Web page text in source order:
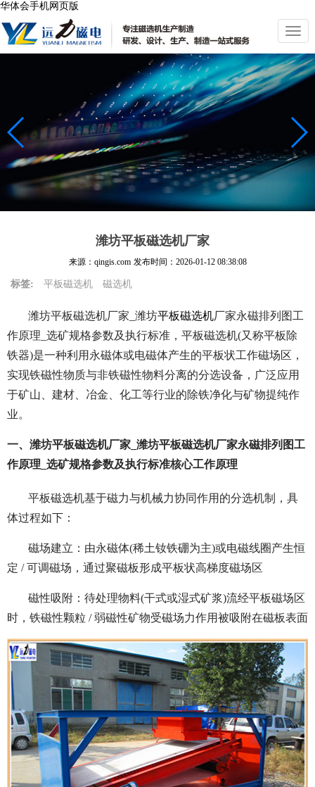
华体会手机网页版
切
换
导
航
潍坊平板磁选机厂家
来源：qingis.com 发布时间： 2026-01-12 08:38:08
标签: 平板磁选机 磁选机
潍坊平板磁选机厂家_潍坊平板磁选机厂家永磁排列图工
作原理_选矿规格参数及执行标准，平板磁选机(又称平板除
铁器)是一种利用永磁体或电磁体产生的平板状工作磁场区，
实现铁磁性物质与非铁磁性物料分离的分选设备，广泛应用
于矿山、建材、冶金、化工等行业的除铁净化与矿物提纯作
业。
一、潍坊平板磁选机厂家_潍坊平板磁选机厂家永磁排列图工
作原理_选矿规格参数及执行标准核心工作原理
平板磁选机基于磁力与机械力协同作用的分选机制，具
体过程如下：
磁场建立：由永磁体(稀土钕铁硼为主)或电磁线圈产生恒
定 / 可调磁场，通过聚磁板形成平板状高梯度磁场区
磁性吸附：待处理物料(干式或湿式矿浆)流经平板磁场区
时，铁磁性颗粒 / 弱磁性矿物受磁场力作用被吸附在磁板表面